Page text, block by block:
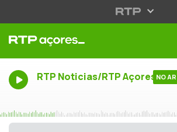
RTP Noticias/RTP Açores NO AR